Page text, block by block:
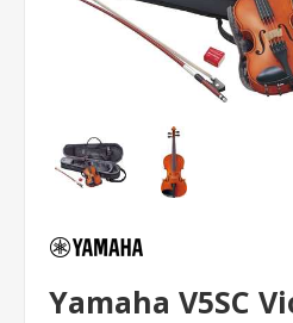
Yamaha V5SC